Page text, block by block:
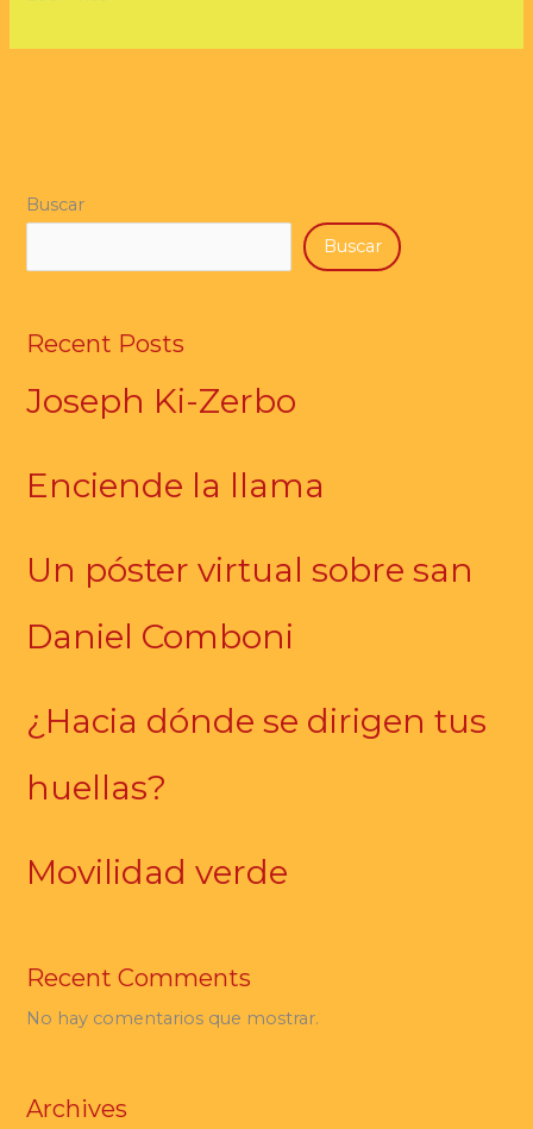
Buscar
Buscar
Recent Posts
Joseph Ki-Zerbo
Enciende la llama
Un póster virtual sobre san
Daniel Comboni
¿Hacia dónde se dirigen tus
huellas?
Movilidad verde
Recent Comments
No hay comentarios que mostrar.
Archives